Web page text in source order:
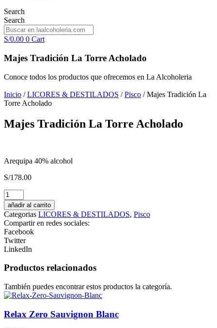
Search
Search
S/0.00 0 Cart
Majes Tradición La Torre Acholado
Conoce todos los productos que ofrecemos en La Alcoholeria
Inicio /LICORES & DESTILADOS /Pisco / Majes Tradición La
Torre Acholado
Majes Tradición La Torre Acholado
Arequipa 40% alcohol
S/178.00
Finca
Rotondo
2022
Malbec
Merlot
Cabernet
Sauvignon
cantidad
añadir al carrito
Categorias LICORES & DESTILADOS, Pisco
Compartir en redes sociales:
Facebook
Twitter
LinkedIn
Productos relacionados
También puedes encontrar estos productos la categoría.
Relax Zero Sauvignon Blanc